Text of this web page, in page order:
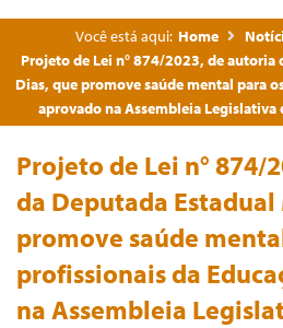
Você está aqui: Home
Projeto de Lei n° 874/2023, de autoria
Dias, que promove saúde mental para
aprovado na Assembleia Legislativa
Projeto de Lei n° 874/
da Deputada Estadual
promove saúde
profissionais da
na Assembleia